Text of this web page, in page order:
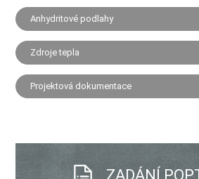
Anhydritové podlahy
Zdroje tepla
Projektová dokumentace
ZADÁNÍ